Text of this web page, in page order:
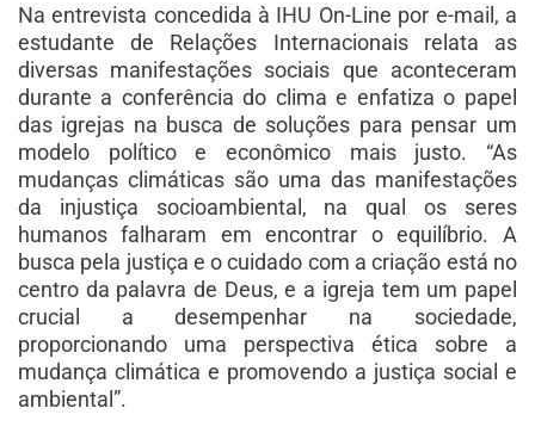
Na entrevista concedida à IHU On-Line por e-mail, a
estudante de Relações Internacionais relata as
diversas manifestações sociais que aconteceram
durante a conferência do clima e enfatiza o papel
das igrejas na busca de soluções para pensar um
modelo político e econômico mais justo. “As
mudanças climáticas são uma das manifestações
da injustiça socioambiental, na qual os seres
humanos falharam em encontrar o equilíbrio. A
busca pela justiça e o cuidado com a criação está no
centro da palavra de Deus, e a igreja tem um papel
crucial a desempenhar na sociedade,
proporcionando uma perspectiva ética sobre a
mudança climática e promovendo a justiça social e
ambiental”.